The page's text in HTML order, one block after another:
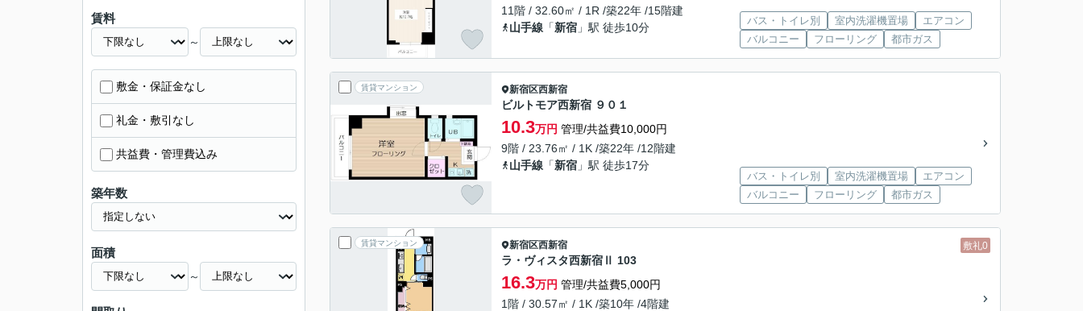
11階 / 32.60㎡ / 1R /築22年 /15階建
山手線 「新宿 」駅 徒歩10分
バス・トイレ別 室内洗濯機置場
エアコン
バルコニー
フローリング 都市ガス
賃貸マンション 新宿区西新宿
ビルトモア西新宿 ９０１
10.3万円 管理/共益費10,000円
9階 / 23.76㎡ / 1K /築22年 /12階建
山手線 「新宿 」駅 徒歩17分
バス・トイレ別 室内洗濯機置場
エアコン
バルコニー
フローリング 都市ガス
賃貸マンション 敷礼0
新宿区西新宿
ラ・ヴィスタ西新宿Ⅱ 103
16.3万円 管理/共益費5,000円
1階 / 30.57㎡ / 1K /築10年 /4階建
賃料
～
敷金・保証金なし
礼金・敷引なし
共益費・管理費込み
築年数
面積
～